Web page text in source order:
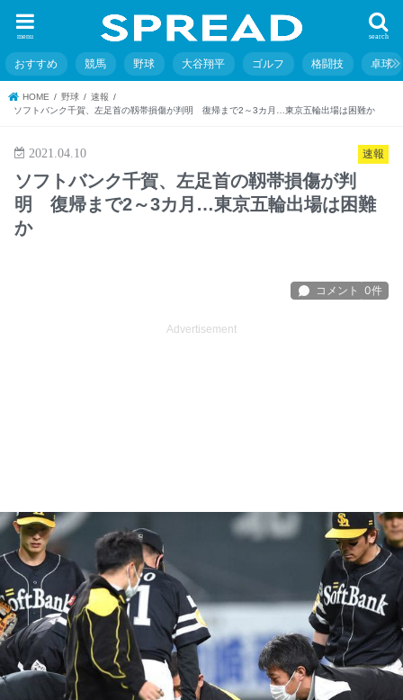
search
menu
おすすめ 競馬 野球 大谷翔平 ゴルフ 格闘技 卓球
HOME 野球
速報
ソフトバンク千賀、左足首の靱帯損傷が判明 復帰まで2～3カ月…東京五輪出場は困難か
速報
2021.04.10
ソフトバンク千賀、左足首の靱帯損傷が判
明 復帰まで2～3カ月…東京五輪出場は困難
か
Advertisement